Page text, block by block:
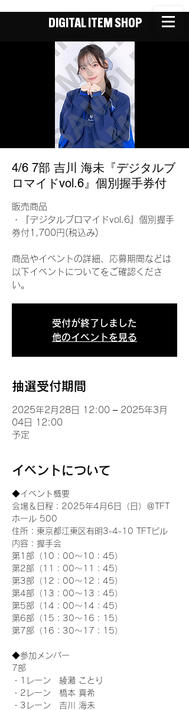
DIGITAL ITEM SHOP
4/6 7部 吉川 海未『デジタルブ
ロマイドvol.6』個別握手券付
販売商品
・『デジタルブロマイドvol.6』個別握手
券付1,700円(税込み)
商品やイベントの詳細、応募期間などは
以下イベントについてをご確認くださ
い。
受付が終了しました
他のイベントを見る
抽選受付期間
2025年2月28日 12:00 – 2025年3月
04日 12:00
予定
イベントについて
◆イベント概要
会場＆日程：2025年4月6日（日）＠TFT
ホール 500
住所：東京都江東区有明3-4-10 TFTビル
内容：握手会
第1部（10：00～10：45）
第2部（11：00～11：45）
第3部（12：00～12：45）
第4部（13：00～13：45）
第5部（14：00～14：45）
第6部（15：30～16：15）
第7部（16：30～17：15）
◆参加メンバー
7部
・1レーン　綾瀬 ことり
・2レーン　橋本 真希
・3レーン　吉川 海未